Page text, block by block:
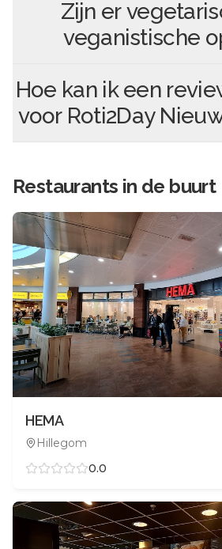
Zijn er
veganistische
Hoe kan ik een
voor Roti2Day
Restaurants in de buurt
HEMA
Hillegom
0.0